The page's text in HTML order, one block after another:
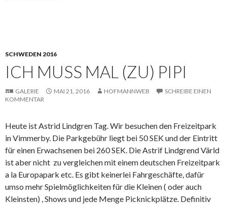
SCHWEDEN 2016
ICH MUSS MAL (ZU) PIPI
GALERIE MAI 21, 2016 HOFMANNWEB
SCHREIBE EINEN
KOMMENTAR
Heute ist Astrid Lindgren Tag. Wir besuchen den Freizeitpark
in Vimmerby. Die Parkgebühr liegt bei 50 SEK und der Eintritt
für einen Erwachsenen bei 260 SEK. Die Astrif Lindgrend Värld
ist aber nicht zu vergleichen mit einem deutschen Freizeitpark
a la Europapark etc. Es gibt keinerlei Fahrgeschäfte, dafür
umso mehr Spielmöglichkeiten für die Kleinen ( oder auch
Kleinsten) , Shows und jede Menge Picknickplätze. Definitiv